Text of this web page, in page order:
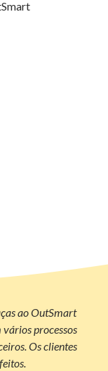
ao OutSmart
processos
Os clientes